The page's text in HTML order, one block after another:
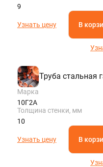
9
Узнать цену В
Труба стальная
Марка
10Г2А
Толщина стенки, мм
10
Узнать цену В